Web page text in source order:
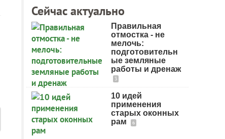
Сейчас актуально
Правильная
отмостка - не
мелочь:
подготовительн
ые земляные
работы и дренаж
3
10 идей
применения
старых оконных
рам
6